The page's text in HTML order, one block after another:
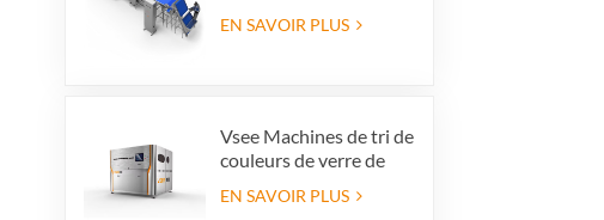
EN SAVOIR PLUS
Vsee Machines de tri de
couleurs de verre de
couleur de couleur
EN SAVOIR PLUS